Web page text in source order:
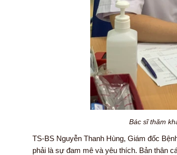
Bác sĩ thăm
TS-BS Nguyễn Thanh Hùng, Giám đốc
phải là sự đam mê và yêu thích. Bản thân